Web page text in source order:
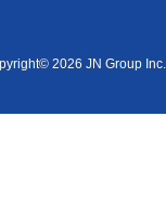
2026 JN Group